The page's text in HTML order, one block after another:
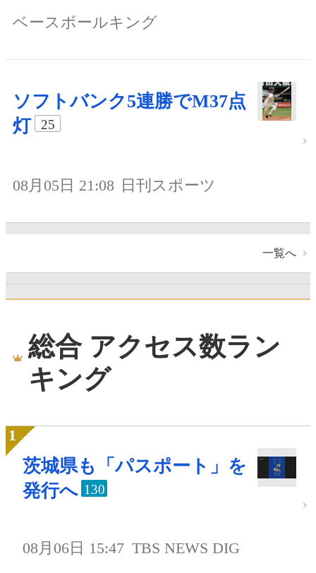
ベースボールキング
ソフトバンク5連勝でM37点
灯
25
08月05日 21:08 日刊スポーツ
一覧へ
総合 アクセス数ラン
キング
茨城県も「パスポート」を
発行へ 130
08月06日 15:47 TBS NEWS DIG